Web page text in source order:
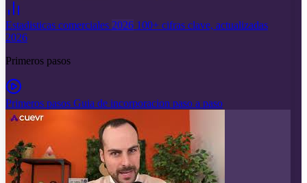
Estadisticas comerciales 2026 100+ cifras clave, actualizadas
2026
Primeros pasos
Primeros pasos Guia de incorporacion paso a paso